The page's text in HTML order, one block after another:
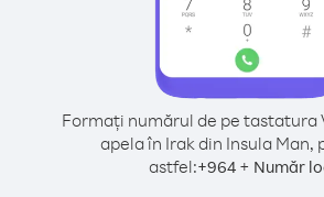
Formați numărul de pe tastatura
apela în Irak din Insula Man,
astfel:+964+ Număr